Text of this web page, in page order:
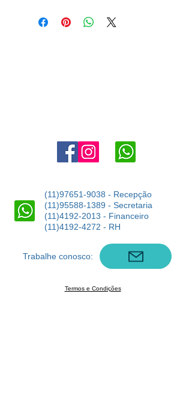
(11)97651-9038 - Recepção
(11)95588-1389 - Secretaria
(11)4192-2013 - Financeiro
(11)4192-4272 - RH
Trabalhe conosco:
Termos e Condições